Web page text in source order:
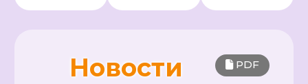
PDF
Новости